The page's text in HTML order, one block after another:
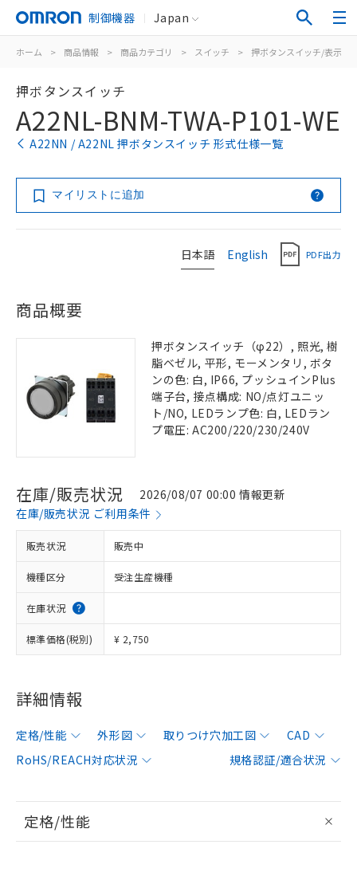
制御機器 Japan
ホーム > 商品情報 > 商品カテゴリ > スイッチ > 押ボタンスイッチ/表示灯
押ボタンスイッチ
A22NL-BNM-TWA-P101-WE
A22NN / A22NL 押ボタンスイッチ 形式仕様一覧
マイリストに追加
日本語 English PDF出力
商品概要
押ボタンスイッチ（φ22）, 照光, 樹
脂ベゼル, 平形, モーメンタリ, ボタ
ンの色: 白, IP66, プッシュインPlus
端子台, 接点構成: NO/点灯ユニッ
ト/NO, LEDランプ色: 白, LEDラン
プ電圧: AC200/220/230/240V
在庫/販売状況
2026/08/07 00:00 情報更新
在庫/販売状況 ご利用条件
販売状況 販売中
機種区分 受注生産機種
在庫状況
標準価格(税別) ¥ 2,750
詳細情報
定格/性能 外形図 取りつけ穴加工図
CAD
RoHS/REACH対応状況
規格認証/適合状況
定格/性能